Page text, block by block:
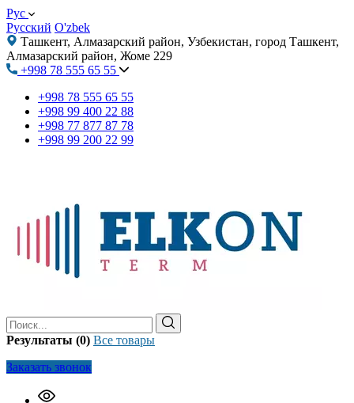
Рус
Русский O'zbek
Ташкент, Алмазарский район, Узбекистан, город Ташкент,
Алмазарский район, Жоме 229
+998 78 555 65 55
+998 78 555 65 55
+998 99 400 22 88
+998 77 877 87 78
+998 99 200 22 99
Результаты (0) Все товары
Заказать звонок